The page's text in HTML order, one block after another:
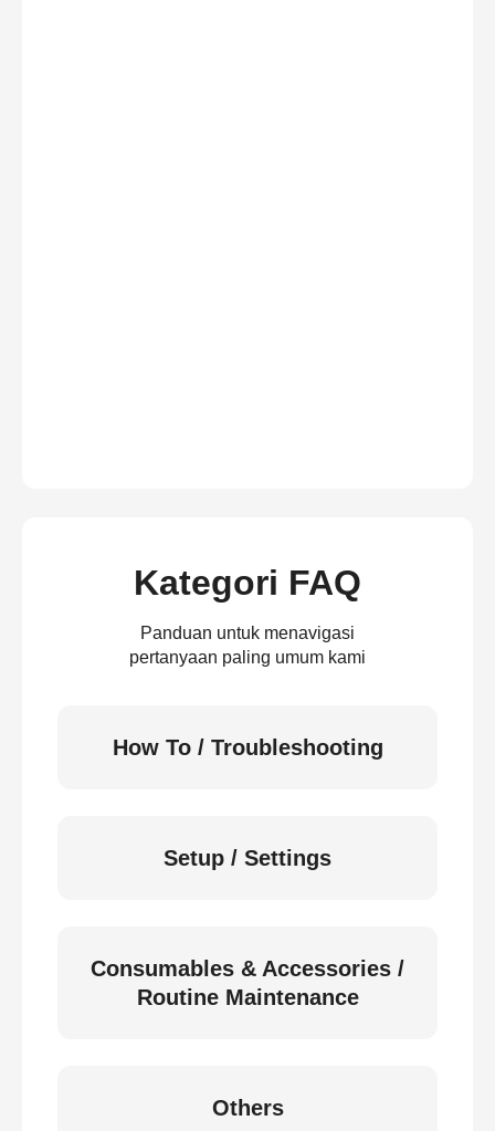
Kategori FAQ
Panduan untuk menavigasi
pertanyaan paling umum kami
How To / Troubleshooting
Setup / Settings
Consumables & Accessories /
Routine Maintenance
Others